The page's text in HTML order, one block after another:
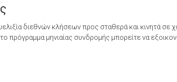
διεθνών κλήσεων προς σταθερά και κινητά σε
μηνιαίας συνδρομής μπορείτε να